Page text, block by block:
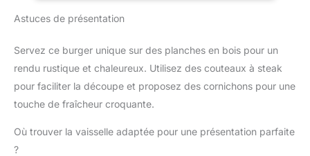
monde afin de prolonger
sa durée de vie.
grâce au thermostat
réglable par bouton
éclairage LED. Le câble
d'alimentation de 1,4 m
maximale Polyvalent –
Astuces de présentation
Servez ce burger unique sur des planches en bois pour un
rendu rustique et chaleureux. Utilisez des couteaux à steak
pour faciliter la découpe et proposez des cornichons pour une
touche de fraîcheur croquante.
Où trouver la vaisselle adaptée pour une présentation parfaite
?